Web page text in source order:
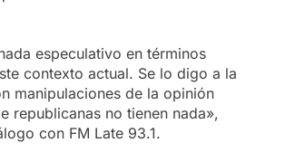
especulativo en términos
contexto actual. Se lo digo a la
manipulaciones de la opinión
republicanas no tienen nada»,
con FM Late 93.1.